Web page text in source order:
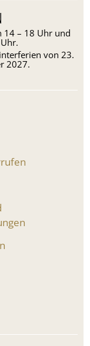
14 – 18 Uhr und
von 23.
2027.